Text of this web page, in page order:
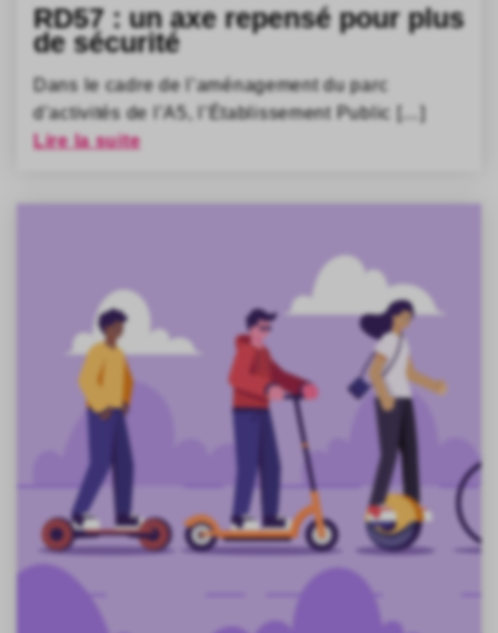
RD57 : un axe repensé pour plus
de sécurité
Dans le cadre de l’aménagement du parc
d’activités de l’A5, l’Établissement Public […]
Lire la suite